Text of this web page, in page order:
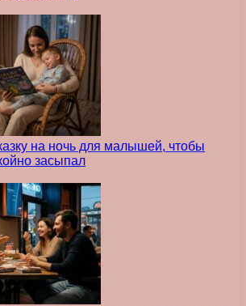
на ночь для малышей, чтобы
засыпал